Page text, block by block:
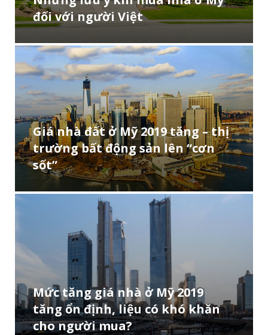
đối với người Việt
Giá nhà đất ở Mỹ 2019 tăng – thị
trường bất động sản lên “cơn
sốt”
Mức tăng giá nhà ở Mỹ 2019
tăng ổn định, liệu có khó khăn
cho người mua?